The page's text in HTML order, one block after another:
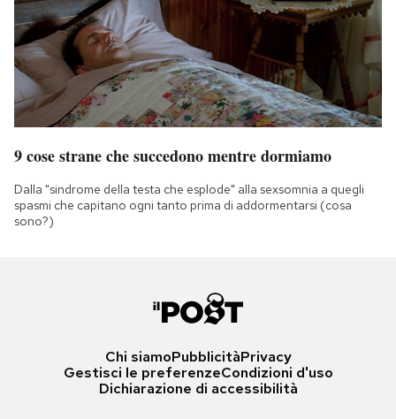
9 cose strane che succedono mentre dormiamo
Dalla "sindrome della testa che esplode" alla sexsomnia a quegli
spasmi che capitano ogni tanto prima di addormentarsi (cosa
sono?)
Chi siamoPubblicitàPrivacy
Gestisci le preferenzeCondizioni d'uso
Dichiarazione di accessibilità